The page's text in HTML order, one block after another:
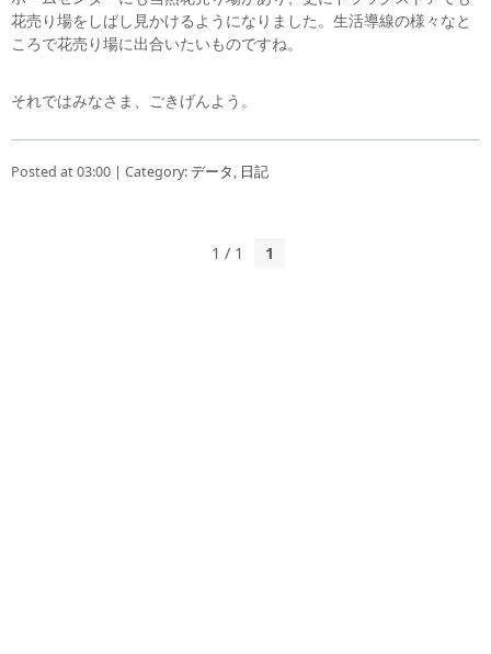
花売り場をしばし見かけるようになりました。生活導線の様々なと
ころで花売り場に出合いたいものですね。
それではみなさま、ごきげんよう。
Posted at 03:00 | Category:データ, 日記
1 / 1 1